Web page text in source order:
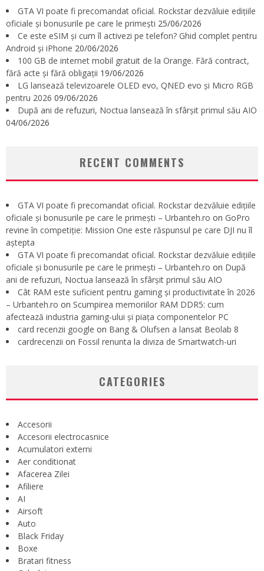
GTA VI poate fi precomandat oficial. Rockstar dezvăluie edițiile
oficiale și bonusurile pe care le primești 25/06/2026
Ce este eSIM și cum îl activezi pe telefon? Ghid complet pentru
Android și iPhone 20/06/2026
100 GB de internet mobil gratuit de la Orange. Fără contract,
fără acte și fără obligații 19/06/2026
LG lansează televizoarele OLED evo, QNED evo și Micro RGB
pentru 2026 09/06/2026
După ani de refuzuri, Noctua lansează în sfârșit primul său AIO
04/06/2026
RECENT COMMENTS
GTA VI poate fi precomandat oficial. Rockstar dezvăluie edițiile
oficiale și bonusurile pe care le primești – Urbanteh.ro on GoPro
revine în competiție: Mission One este răspunsul pe care DJI nu îl
aștepta
GTA VI poate fi precomandat oficial. Rockstar dezvăluie edițiile
oficiale și bonusurile pe care le primești – Urbanteh.ro on După
ani de refuzuri, Noctua lansează în sfârșit primul său AIO
Cât RAM este suficient pentru gaming și productivitate în 2026
– Urbanteh.ro on Scumpirea memoriilor RAM DDR5: cum
afectează industria gaming-ului și piața componentelor PC
card recenzii google on Bang & Olufsen a lansat Beolab 8
cardrecenzii on Fossil renunta la diviza de Smartwatch-uri
CATEGORIES
Accesorii
Accesorii electrocasnice
Acumulatori externi
Aer conditionat
Afacerea Zilei
Afiliere
AI
Airsoft
Auto
Black Friday
Boxe
Bratari fitness